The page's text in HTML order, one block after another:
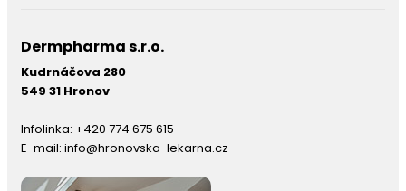
Dermpharma s.r.o.
Kudrnáčova 280
549 31 Hronov
Infolinka: +420 774 675 615
E-mail: info@hronovska-lekarna.cz